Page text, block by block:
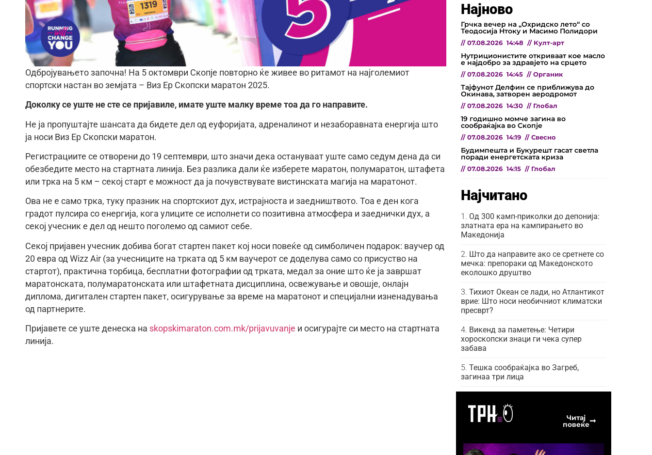
Одбројувањето започна! На 5 октомври Скопје повторно ќе живее во ритамот на најголемиот
спортски настан во земјата – Виз Ер Скопски маратон 2025.
Доколку се уште не сте се пријавиле, имате уште малку време тоа да го направите.
Не ја пропуштајте шансата да бидете дел од еуфоријата, адреналинот и незаборавната енергија што
ја носи Виз Ер Скопски маратон.
Регистрациите се отворени до 19 септември, што значи дека остануваат уште само седум дена да си
обезбедите место на стартната линија. Без разлика дали ќе избeрете маратон, полумаратон, штафета
или трка на 5 км – секој старт е можност да ја почувствувате вистинската магија на маратонот.
Ова не е само трка, туку празник на спортскиот дух, истрајноста и заедништвото. Тоа е ден кога
градот пулсира со енергија, кога улиците се исполнети со позитивна атмосфера и заеднички дух, а
секој учесник е дел од нешто поголемо од самиот себе.
Секој пријавен учесник добива богат стартен пакет кој носи повеќе од симболичен подарок: ваучер од
20 евра од Wizz Air (за учесниците на трката од 5 км ваучерот се доделува само со присуство на
стартот), практична торбица, бесплатни фотографии од трката, медал за оние што ќе ја завршат
маратонската, полумаратонската или штафетната дисциплина, освежување и овошје, онлајн
диплома, дигитален стартен пакет, осигурување за време на маратонот и специјални изненадувања
од партнерите.
Пријавете се уште денеска на skopskimaraton.com.mk/prijavuvanje и осигурајте си место на стартната
линија.
Најново
Грчка вечер на „Охридско лето“ со
Теодосија Нтоку и Масимо Полидори
// 07.08.2026 14:48 // Култ-арт
Нутриционистите откриваат кое масло
е најдобро за здравјето на срцето
// 07.08.2026 14:45 // Органик
Тајфунот Делфин се приближува до
Окинава, затворен аеродромот
// 07.08.2026 14:30 // Глобал
19 годишно момче загина во
сообраќајка во Скопје
// 07.08.2026 14:19 // Свесно
Будимпешта и Букурешт гасат светла
поради енергетската криза
// 07.08.2026 14:15 // Глобал
Најчитано
Од 300 камп-приколки до депонија:
златната ера на кампирањето во
Македонија
Што да направите ако се сретнете со
мечка: препораки од Македонското
еколошко друштво
Тихиот Океан се лади, но Атлантикот
врие: Што носи необичниот климатски
пресврт?
Викенд за паметење: Четири
хороскопски знаци ги чека супер
забава
Тешка сообраќајка во Загреб,
загинаа три лица
Читај
повеќе